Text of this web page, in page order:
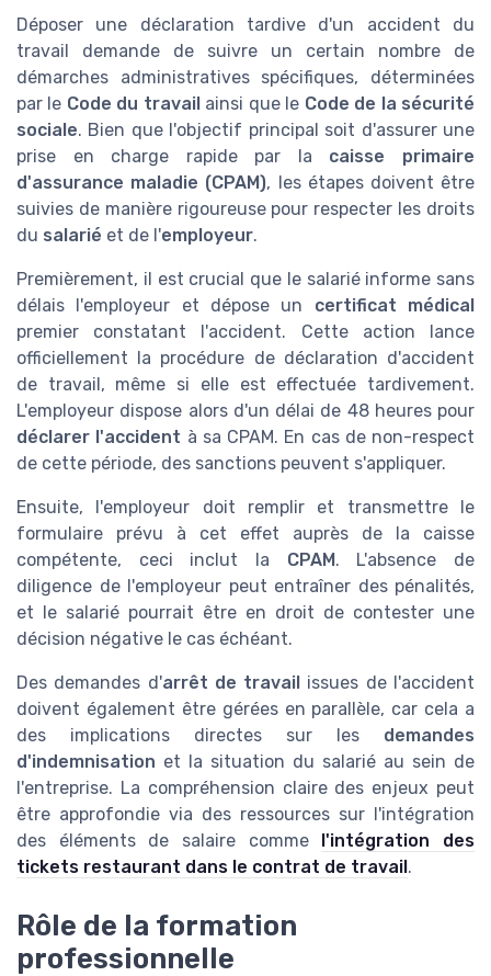
Déposer une déclaration tardive d'un accident du
travail demande de suivre un certain nombre de
démarches administratives spécifiques, déterminées
par le Code du travailainsi que le Code de la sécurité
sociale. Bien que l'objectif principal soit d'assurer une
prise en charge rapide par la caisse primaire
d'assurance maladie (CPAM), les étapes doivent être
suivies de manière rigoureuse pour respecter les droits
du salarié et de l'employeur.
Premièrement, il est crucial que le salarié informe sans
délais l'employeur et dépose un certificat médical
premier constatant l'accident. Cette action lance
officiellement la procédure de déclaration d'accident
de travail, même si elle est effectuée tardivement.
L'employeur dispose alors d'un délai de 48 heures pour
déclarer l'accident à sa CPAM. En cas de non-respect
de cette période, des sanctions peuvent s'appliquer.
Ensuite, l'employeur doit remplir et transmettre le
formulaire prévu à cet effet auprès de la caisse
compétente, ceci inclut la CPAM. L'absence de
diligence de l'employeur peut entraîner des pénalités,
et le salarié pourrait être en droit de contester une
décision négative le cas échéant.
Des demandes d'arrêt de travail issues de l'accident
doivent également être gérées en parallèle, car cela a
des implications directes sur les demandes
d'indemnisation et la situation du salarié au sein de
l'entreprise. La compréhension claire des enjeux peut
être approfondie via des ressources sur l'intégration
des éléments de salaire comme l'intégration des
tickets restaurant dans le contrat de travail.
Rôle de la formation
professionnelle